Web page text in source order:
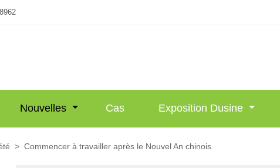
Nouvelles Cas Exposition Dusine
> Commencer à travailler après le Nouvel An chinois